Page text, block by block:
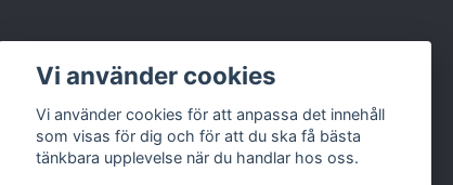
Köpvillkor
Kontakt
Vi använder cookies
Vi använder cookies för att anpassa det innehåll
som visas för dig och för att du ska få bästa
tänkbara upplevelse när du handlar hos oss.